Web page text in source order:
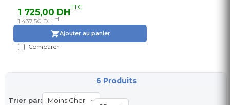
1 725,00 DHTTC
1 437,50 DH HT
Ajouter au panier
Comparer
Trier par:
6 Produits